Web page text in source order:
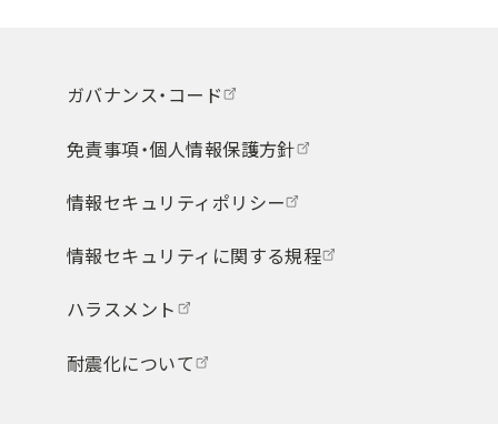
ガバナンス・コード
免責事項・個人情報保護方針
情報セキュリティポリシー
情報セキュリティに関する規程
ハラスメント
耐震化について